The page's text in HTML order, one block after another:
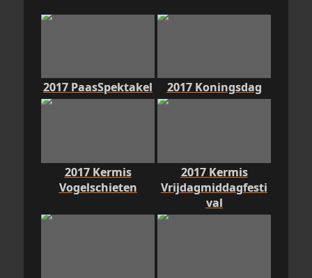
2017 PaasSpektakel 2017 Koningsdag
2017 Kermis
Vogelschieten
2017 Kermis
Vrijdagmiddagfesti
val